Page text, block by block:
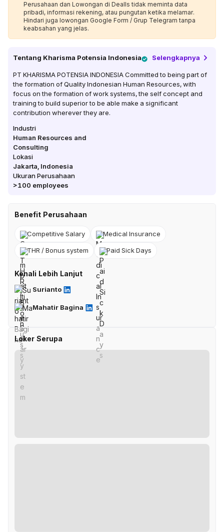
Perusahaan dan Lowongan di Dealls tidak meminta data
pribadi, informasi rekening, atau pungutan ketika melamar.
Hindari juga lowongan Google Form / Grup Telegram tanpa
keabsahan yang jelas.
Tentang Kharisma Potensia Indonesia Selengkapnya
PT KHARISMA POTENSIA INDONESIA Committed to being part of
the formation of Quality Indonesian Human Resources, with
focus on the formation of work systems, the self concept and
training to build superior to be able make a significant
contribution wherever they are.
Industri
Human Resources and
Consulting
Lokasi
Jakarta Indonesia
Ukuran Perusahaan
>100 employees
Benefit Perusahaan
Competitive Salary Medical Insurance
THR / Bonus system Paid Sick Days
Kenali Lebih Lanjut
Surianto
Mahatir Bagina
Loker Serupa